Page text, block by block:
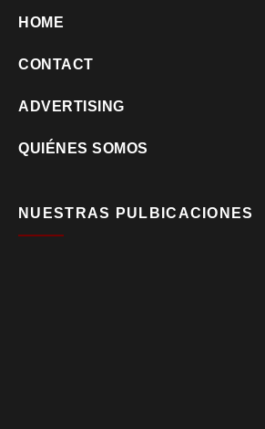
HOME
CONTACT
ADVERTISING
QUIÉNES SOMOS
NUESTRAS PULBICACIONES